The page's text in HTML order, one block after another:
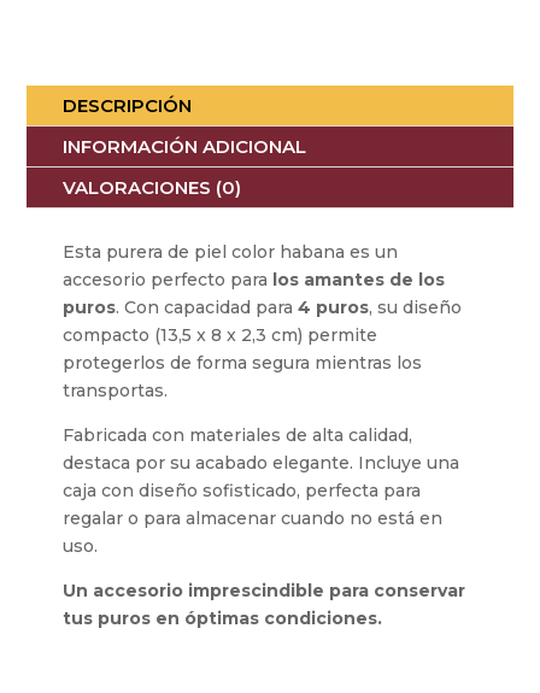
DESCRIPCIÓN
INFORMACIÓN ADICIONAL
VALORACIONES (0)
Esta purera de piel color habana es un
accesorio perfecto para los amantes de los
puros. Con capacidad para4 puros, su diseño
compacto (13,5 x 8 x 2,3 cm) permite
protegerlos de forma segura mientras los
transportas.
Fabricada con materiales de alta calidad,
destaca por su acabado elegante. Incluye una
caja con diseño sofisticado, perfecta para
regalar o para almacenar cuando no está en
uso.
Un accesorio imprescindible para conservar
tus puros en óptimas condiciones.